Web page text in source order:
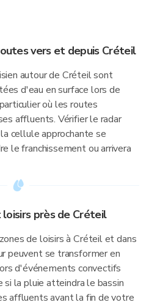
vers et depuis Créteil
autour de Créteil sont
d'eau en surface lors de
où les routes
affluents. Vérifier le radar
cellule approchante se
le franchissement ou arrivera
près de Créteil
de loisirs à Créteil et dans
peuvent se transformer en
d'événements convectifs
si la pluie atteindra le bassin
affluents avant la fin de votre